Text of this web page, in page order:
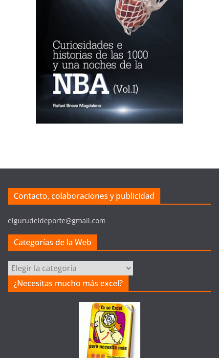
Contacto, colaboraciones y publicidad
elgurudeldeporte@gmail.com
Categorías de la Web
Categorías
la
¿Necesitas mucho más excel?